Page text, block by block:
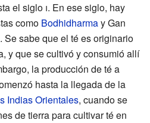
el siglo i. En ese siglo, hay
como Bodhidharmay Gan
Se sabe que el té es originario
y que se cultivó y consumió allí
la producción de té a
hasta la llegada de la
Indias Orientales, cuando se
de tierra para cultivar té en